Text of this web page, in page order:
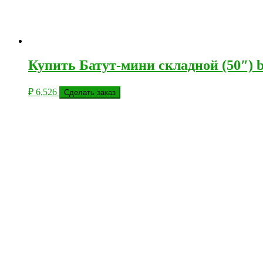
Купить Батут-мини складной (50″)
₽ 6,526 Сделать заказ